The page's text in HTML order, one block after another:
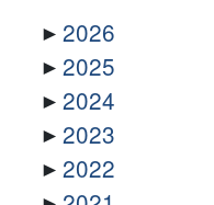
2026
2025
2024
2023
2022